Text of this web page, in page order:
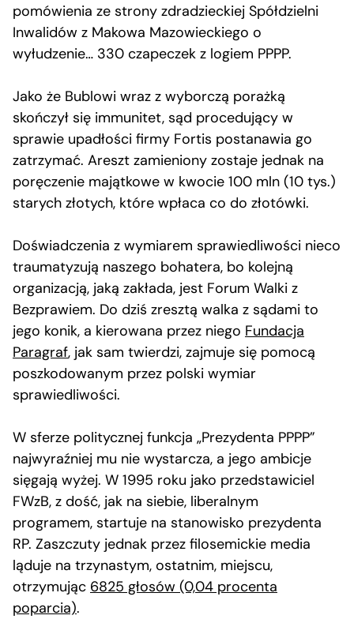
pomówienia ze strony zdradzieckiej Spółdzielni
Inwalidów z Makowa Mazowieckiego o
wyłudzenie… 330 czapeczek z logiem PPPP.
Jako że Bublowi wraz z wyborczą porażką
skończył się immunitet, sąd procedujący w
sprawie upadłości firmy Fortis postanawia go
zatrzymać. Areszt zamieniony zostaje jednak na
poręczenie majątkowe w kwocie 100 mln (10 tys.)
starych złotych, które wpłaca co do złotówki.
Doświadczenia z wymiarem sprawiedliwości nieco
traumatyzują naszego bohatera, bo kolejną
organizacją, jaką zakłada, jest Forum Walki z
Bezprawiem. Do dziś zresztą walka z sądami to
jego konik, a kierowana przez niego Fundacja
Paragraf, jak sam twierdzi, zajmuje się pomocą
poszkodowanym przez polski wymiar
sprawiedliwości.
W sferze politycznej funkcja „Prezydenta PPPP”
najwyraźniej mu nie wystarcza, a jego ambicje
sięgają wyżej. W 1995 roku jako przedstawiciel
FWzB, z dość, jak na siebie, liberalnym
programem, startuje na stanowisko prezydenta
RP. Zaszczuty jednak przez filosemickie media
ląduje na trzynastym, ostatnim, miejscu,
otrzymując 6825 głosów (0,04 procenta
poparcia).